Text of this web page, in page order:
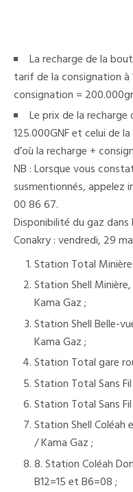
La recharge de la
tarif de la consignation à
consignation =
Le prix de la
125.000GNF et celui de
d’où la recharge +
NB : Lorsque vous
susmentionnés, appelez
00 86 67.
Disponibilité du gaz
Conakry : vendredi, 29
Station Total
Station Shell
Kama Gaz ;
Station Shell Belle-
Kama Gaz ;
Station Total gare
Station Total Sans
Station Total Sans
Station Shell Coléah
/ Kama Gaz ;
8. Station Coléah
B12=15 et B6=08 ;